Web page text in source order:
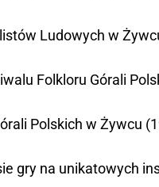
Ludowych w
Folkloru Górali
Polskich w Żywcu
gry na